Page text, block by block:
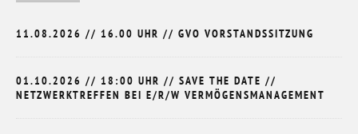
11.08.2026 // 16.00 UHR // GVO VORSTANDSSITZUNG
01.10.2026 // 18:00 UHR // SAVE THE DATE //
NETZWERKTREFFEN BEI E/R/W VERMÖGENSMANAGEMENT